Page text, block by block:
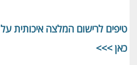
טיפים לרישום המלצה איכותית
כאן >>>